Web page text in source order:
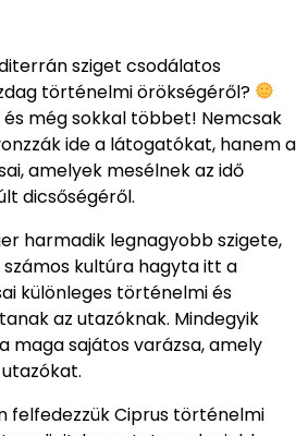
sziget csodálatos
történelmi örökségéről?
még sokkal többet! Nemcsak
ide a látogatókat, hanem a
amelyek mesélnek az idő
dicsőségéről.
harmadik legnagyobb szigete,
kultúra hagyta itt a
különleges történelmi és
az utazóknak. Mindegyik
maga sajátos varázsa, amely
felfedezzük Ciprus történelmi